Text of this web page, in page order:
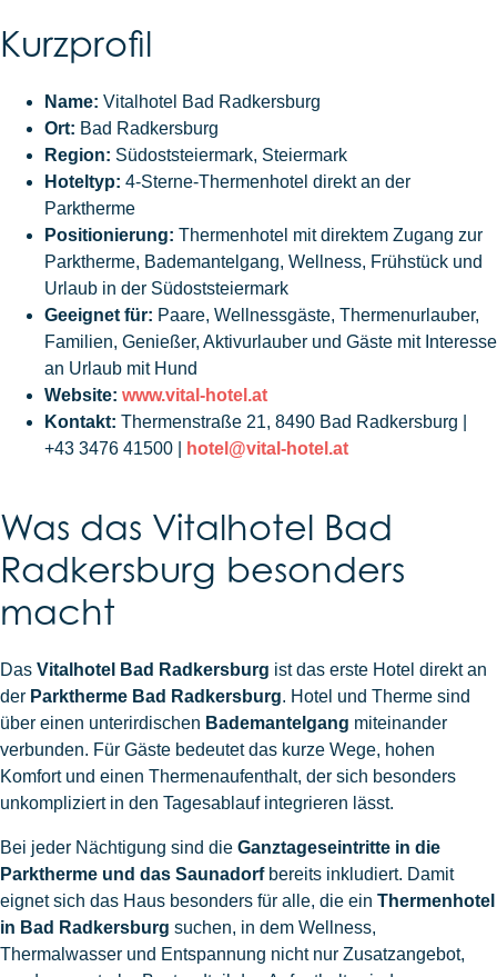
Kurzprofil
Name: Vitalhotel Bad Radkersburg
Ort: Bad Radkersburg
Region: Südoststeiermark, Steiermark
Hoteltyp: 4-Sterne-Thermenhotel direkt an der
Parktherme
Positionierung: Thermenhotel mit direktem Zugang zur
Parktherme, Bademantelgang, Wellness, Frühstück und
Urlaub in der Südoststeiermark
Geeignet für: Paare, Wellnessgäste, Thermenurlauber,
Familien, Genießer, Aktivurlauber und Gäste mit Interesse
an Urlaub mit Hund
Website: www.vital-hotel.at
Kontakt: Thermenstraße 21, 8490 Bad Radkersburg |
+43 3476 41500 |
hotel@vital-hotel.at
Was das Vitalhotel Bad
Radkersburg besonders
macht
Das Vitalhotel Bad Radkersburg ist das erste Hotel direkt an
der Parktherme Bad Radkersburg. Hotel und Therme sind
über einen unterirdischen Bademantelgang miteinander
verbunden. Für Gäste bedeutet das kurze Wege, hohen
Komfort und einen Thermenaufenthalt, der sich besonders
unkompliziert in den Tagesablauf integrieren lässt.
Bei jeder Nächtigung sind die Ganztageseintritte in die
Parktherme und das Saunadorfbereits inkludiert. Damit
eignet sich das Haus besonders für alle, die ein Thermenhotel
in Bad Radkersburg suchen, in dem Wellness,
Thermalwasser und Entspannung nicht nur Zusatzangebot,